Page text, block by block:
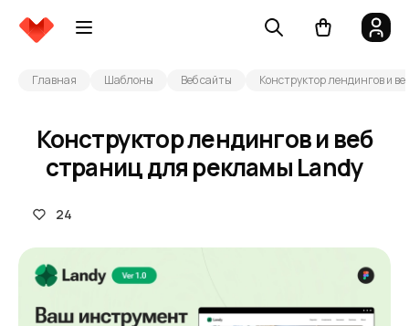
Главная Шаблоны Веб сайты Конструктор лендингов и
Конструктор лендингов и веб
страниц для рекламы Landy
24